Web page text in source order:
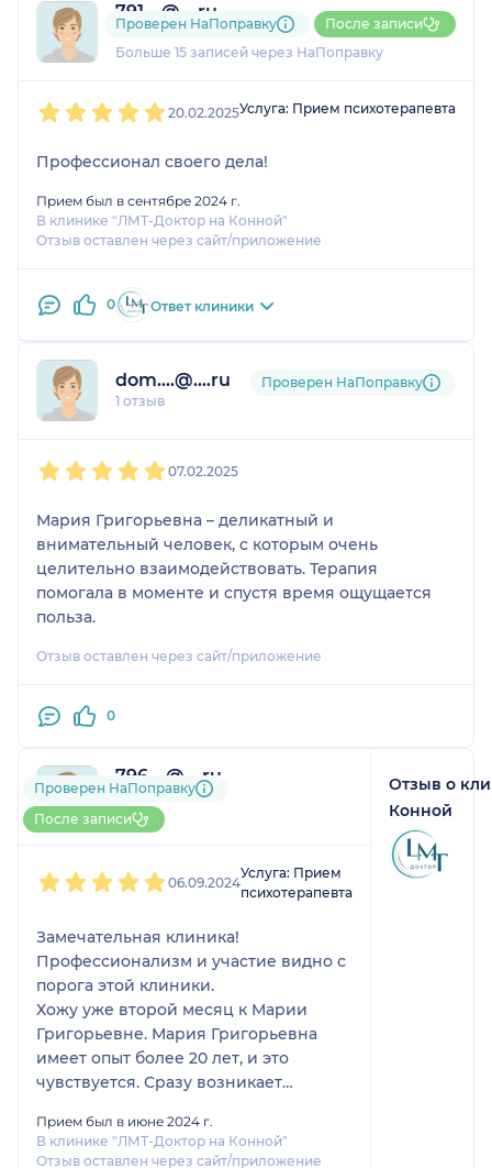
791....@....ru
5 отзывов
Больше 15 записей через НаПоправку
Проверен НаПоправку После записи
20.02.2025Услуга: Прием психотерапевта
Профессионал своего дела!
Прием был в сентябре 2024 г.
В клинике "ЛМТ-Доктор на Конной"
Отзыв оставлен через сайт/приложение
0 Ответ клиники
dom....@....ru
1 отзыв
Проверен НаПоправку
07.02.2025
Мария Григорьевна – деликатный и
внимательный человек, с которым очень
целительно взаимодействовать. Терапия
помогала в моменте и спустя время ощущается
польза.
Отзыв оставлен через сайт/приложение
0
796....@....ru
3 отзыва
До 10 записей через НаПоправку
Проверен НаПоправку
После записи
06.09.2024
Услуга: Прием
психотерапевта
Замечательная клиника!
Профессионализм и участие видно с
порога этой клиники.
Хожу уже второй месяц к Марии
Григорьевне. Мария Григорьевна
имеет опыт более 20 лет, и это
чувствуется. Сразу возникает
психологу. Прогресс чувствуется уже
через месяц. Буду продолжать ходить
Прием был в июне 2024 г.
В клинике "ЛМТ-Доктор на Конной"
Отзыв оставлен через сайт/приложение
Отзыв о
Конной